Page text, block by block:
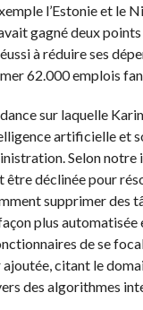
l’Estonie et le
gagné deux
à réduire ses
62.000 emplois
sur laquelle
artificielle et
Selon notre
être déclinée pour
supprimer des
plus automatisée
de se
citant le
des algorithmes